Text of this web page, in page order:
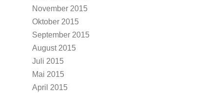
November 2015
Oktober 2015
September 2015
August 2015
Juli 2015
Mai 2015
April 2015